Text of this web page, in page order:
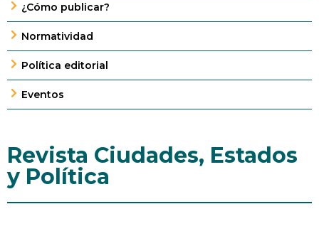
¿Cómo publicar?
Normatividad
Política editorial
Eventos
Revista Ciudades, Estados
y Política